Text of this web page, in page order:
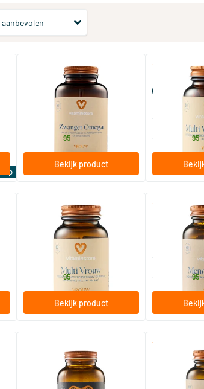
tip
(22)
Zwanger Omega
60/​120 softgels
95
Bekijk product
Multi Vrouw
Vitaminstore
vanaf 32.95
(16)
Multi Vrouw (Multivitamine)
Vitaminstore
28.95
Bekijk product
Meno
60
Vitaminstore
vanaf 32.95
Microflor Weight
60 capsules
Microflor
60